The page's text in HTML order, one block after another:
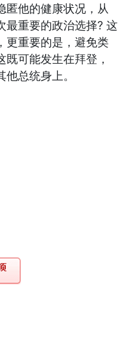
匿他的健康状况，从
最重要的政治选择? 这
更重要的是，避免类
可能发生在拜登，
总统身上。